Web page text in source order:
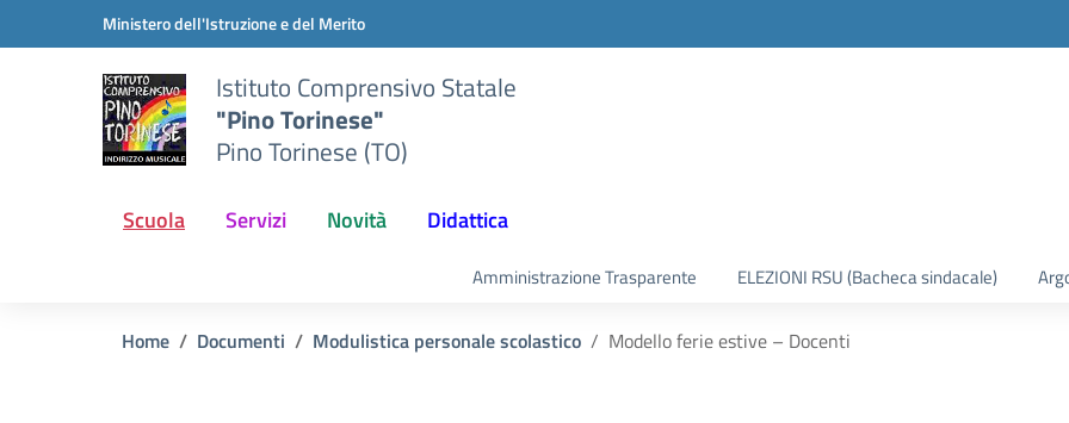
Vai ai contenuti
Vai al menu di navigazioneMinistero dell'Istruzione e del Merito
Istituto Comprensivo Statale
"Pino Torinese"
Pino Torinese (TO)
Scuola Servizi Novità Didattica
Amministrazione Trasparente ELEZIONI RSU (Bacheca sindacale)
Home Documenti Modulistica personale scolastico Modello ferie estive – Docenti